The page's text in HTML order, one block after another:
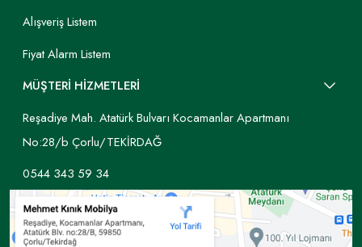
Alışveriş Listem
Fiyat Alarm Listem
MÜŞTERİ HİZMETLERİ
Reşadiye Mah. Atatürk Bulvarı Kocamanlar Apartmanı
No:28/b Çorlu/TEKİRDAĞ
0544 343 59 34